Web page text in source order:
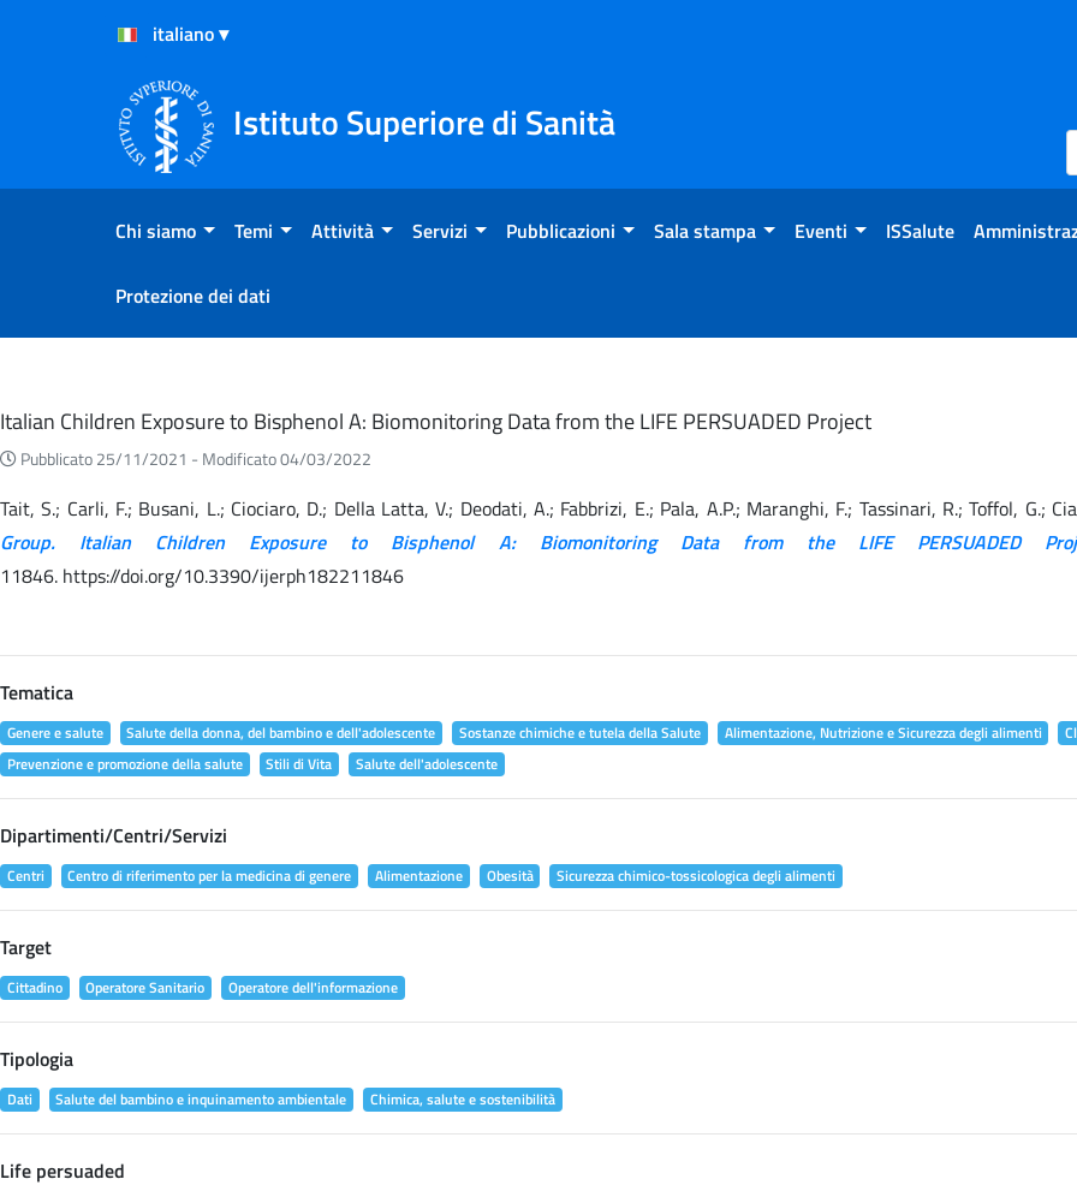
Salta al Contenuto
Salta al Footer
Istituto Superiore di Sanità
Chi siamo Temi Attività Servizi Pubblicazioni Sala stampa Eventi ISSalute
Protezione dei dati
Eventi
Italian Children Exposure to Bisphenol A: Biomonitoring Data from the LIFE PERSUADED Project
Pubblicato 25/11/2021 - Modificato 04/03/2022
Tait, S.; Carli, F.; Busani, L.; Ciociaro, D.; Della Latta, V.; Deodati, A.; Fabbrizi, E.; Pala, A.P.; Maranghi, F.; Tassinari, R.; Toffol, G.;
Group. Italian Children Exposure to Bisphenol A: Biomonitoring Data from the LIFE PERSUADED
11846. https://doi.org/10.3390/ijerph182211846
Tematica
Genere e salute Salute della donna, del bambino e dell'adolescente Sostanze chimiche e tutela della Salute Alimentazione, Nutrizione e Sicurezza degli alimenti
Prevenzione e promozione della salute
Stili di Vita Salute dell'adolescente
Dipartimenti/Centri/Servizi
Centri Centro di riferimento per la medicina di genere Alimentazione Obesità Sicurezza chimico-tossicologica degli alimenti
Target
Cittadino Operatore Sanitario Operatore dell'informazione
Tipologia
Dati Salute del bambino e inquinamento ambientale Chimica, salute e sostenibilità
Life persuaded